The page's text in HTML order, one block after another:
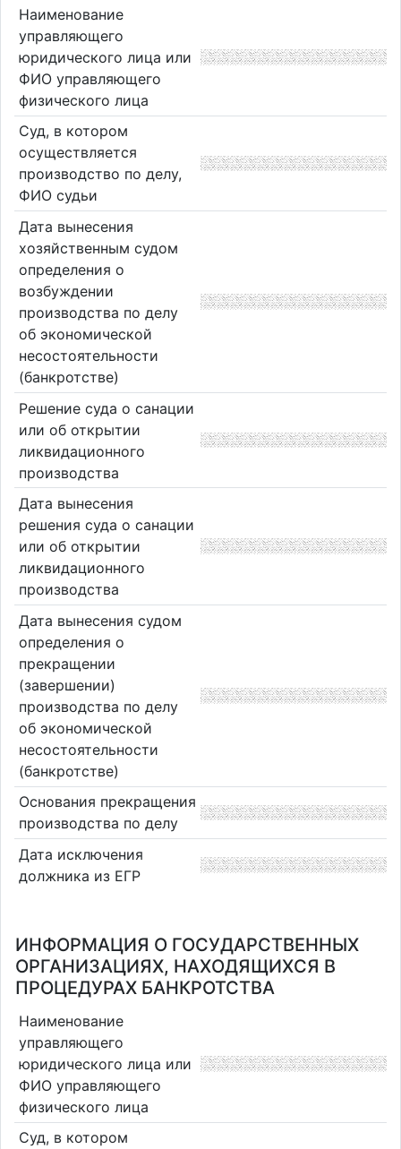
Наименование
управляющего
юридического лица или
ФИО управляющего
физического лица
Суд, в котором
осуществляется
производство по делу,
ФИО судьи
Дата вынесения
хозяйственным судом
определения о
возбуждении
производства по делу
об экономической
несостоятельности
(банкротстве)
Решение суда о санации
или об открытии
ликвидационного
производства
Дата вынесения
решения суда о санации
или об открытии
ликвидационного
производства
Дата вынесения судом
определения о
прекращении
(завершении)
производства по делу
об экономической
несостоятельности
(банкротстве)
Основания прекращения
производства по делу
Дата исключения
должника из ЕГР
ИНФОРМАЦИЯ О ГОСУДАРСТВЕННЫХ
ОРГАНИЗАЦИЯХ, НАХОДЯЩИХСЯ В
ПРОЦЕДУРАХ БАНКРОТСТВА
Наименование
управляющего
юридического лица или
ФИО управляющего
физического лица
Суд, в котором